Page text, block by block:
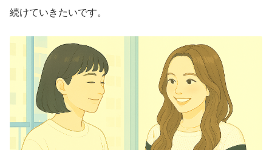
続けていきたいです。